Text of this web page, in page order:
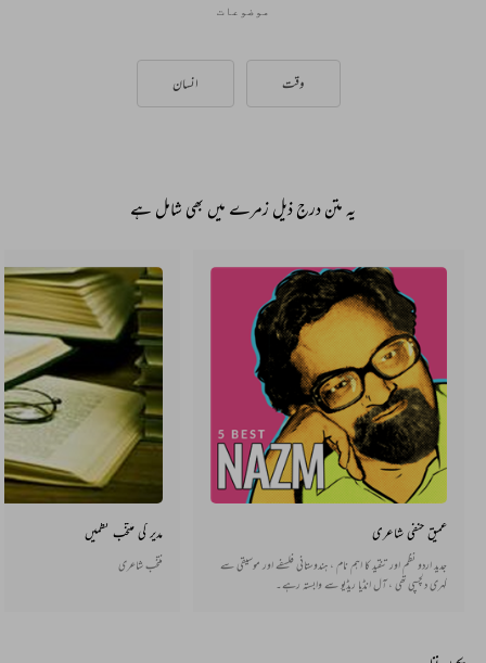
موضوعات
وقت انسان
یہ متن درج ذیل زمرے میں بھی شامل ہے
عمیق حنفی شاعری
جدید اردو نظم اور تنقید کا اہم نام ، ہندوستانی فلسفے اور موسیقی سے
گہری دلچسپی تھی ، آل انڈیا ریڈیو سے وابستہ رہے۔
مدیر کی منتخب نظمیں
منتخب شاعری